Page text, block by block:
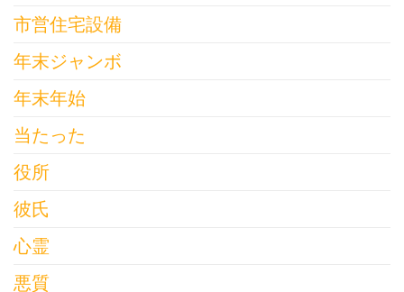
市営住宅設備
年末ジャンボ
年末年始
当たった
役所
彼氏
心霊
悪質